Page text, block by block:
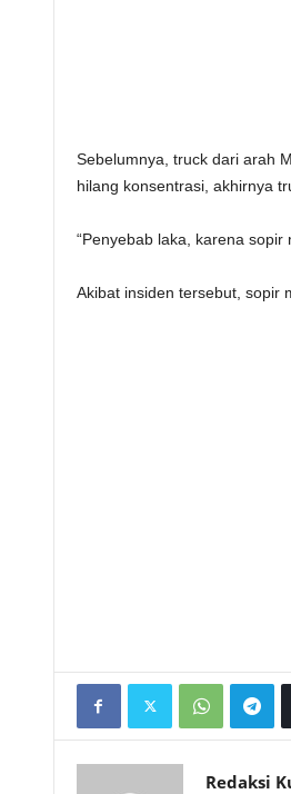
Sebelumnya, truck dari arah
hilang konsentrasi, akhirnya
“Penyebab laka, karena sopir
Akibat insiden tersebut, sopir
Redaksi